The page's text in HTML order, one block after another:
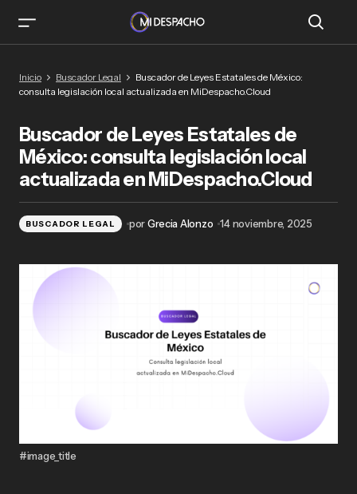
consulta legislación local actualizada en
MiDespacho.Cloud
Inicio Buscador Legal
Buscador de Leyes Estatales de México:
consulta legislación local actualizada en MiDespacho.Cloud
Buscador de Leyes Estatales de
México: consulta legislación local
actualizada en MiDespacho.Cloud
BUSCADOR LEGAL porGrecia Alonzo 14 noviembre, 2025
#image_title